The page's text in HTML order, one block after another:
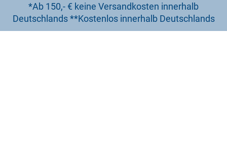
*Ab 150,- € keine Versandkosten innerhalb
Deutschlands **Kostenlos innerhalb Deutschlands